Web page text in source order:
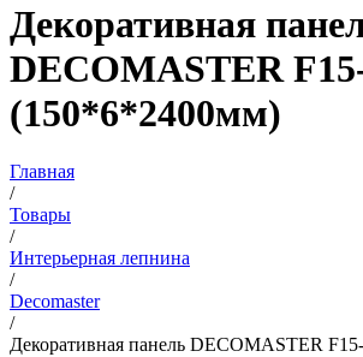
Декоративная
DECOMASTER
(150*6*2400мм)
Главная
/
Товары
/
Интерьерная лепнина
/
Decomaster
/
Декоративная панель DECOMASTER